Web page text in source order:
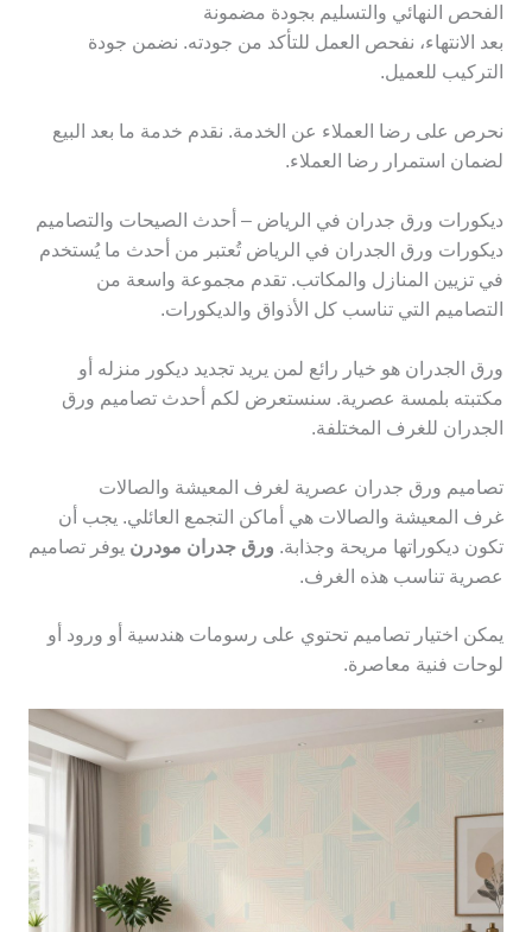
الفحص النهائي والتسليم بجودة مضمونة
بعد الانتهاء، نفحص العمل للتأكد من جودته. نضمن جودة
التركيب للعميل.
نحرص على رضا العملاء عن الخدمة. نقدم خدمة ما بعد البيع
لضمان استمرار رضا العملاء.
ديكورات ورق جدران في الرياض – أحدث الصيحات والتصاميم
ديكورات ورق الجدران في الرياض تُعتبر من أحدث ما يُستخدم
في تزيين المنازل والمكاتب. تقدم مجموعة واسعة من
التصاميم التي تناسب كل الأذواق والديكورات.
ورق الجدران هو خيار رائع لمن يريد تجديد ديكور منزله أو
مكتبته بلمسة عصرية. سنستعرض لكم أحدث تصاميم ورق
الجدران للغرف المختلفة.
تصاميم ورق جدران عصرية لغرف المعيشة والصالات
غرف المعيشة والصالات هي أماكن التجمع العائلي. يجب أن
تكون ديكوراتها مريحة وجذابة. ورق جدران مودرن يوفر تصاميم
عصرية تناسب هذه الغرف.
يمكن اختيار تصاميم تحتوي على رسومات هندسية أو ورود أو
لوحات فنية معاصرة.